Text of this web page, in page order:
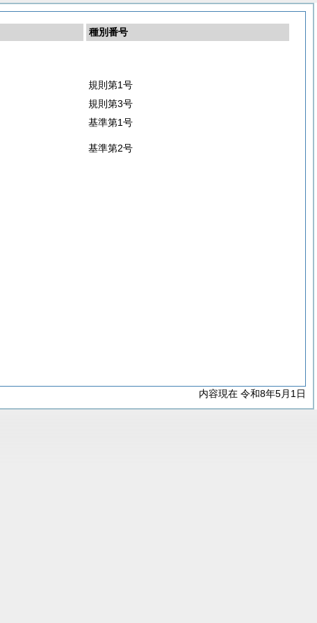
種別番号
規則第1号
規則第3号
基準第1号
基準第2号
内容現在 令和8年5月1日